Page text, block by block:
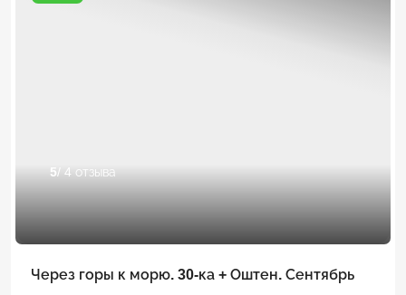
5/ 4 отзыва
Через горы к морю. 30-ка + Оштен. Сентябрь